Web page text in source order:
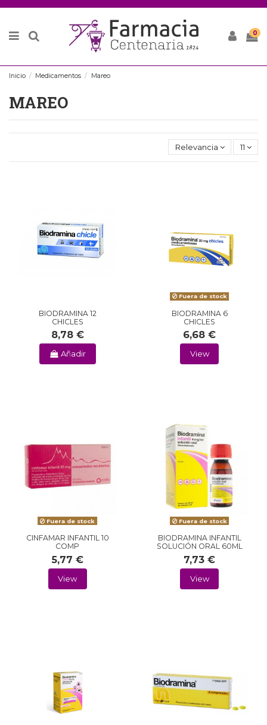
0
Inicio Medicamentos Mareo
MAREO
Relevancia 11
BIODRAMINA 12
CHICLES
8,78 €
Añadir
Fuera de stock
BIODRAMINA 6
CHICLES
6,68 €
View
Fuera de stock
CINFAMAR INFANTIL 10
COMP
5,77 €
View
Fuera de stock
BIODRAMINA INFANTIL
SOLUCIÓN ORAL 60ML
7,73 €
View